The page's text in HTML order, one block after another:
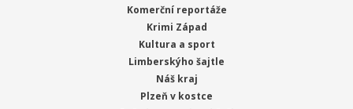
Komerční reportáže
Krimi Západ
Kultura a sport
Limberskýho šajtle
Náš kraj
Plzeň v kostce